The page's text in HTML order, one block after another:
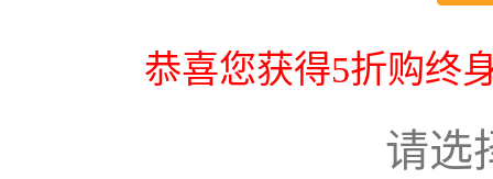
恭喜您获得5折购终
请选